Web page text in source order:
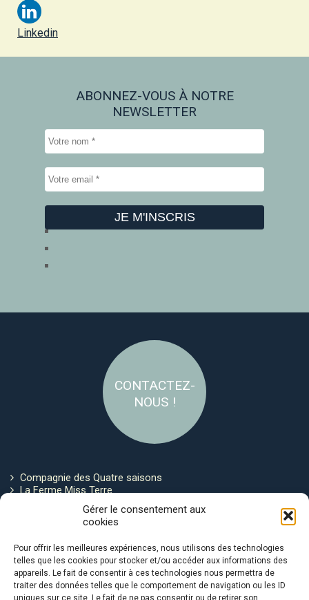
Gérer le consentement aux
cookies
Pour offrir les meilleures expériences, nous utilisons des technologies
telles que les cookies pour stocker et/ou accéder aux informations des
appareils. Le fait de consentir à ces technologies nous permettra de
traiter des données telles que le comportement de navigation ou les ID
uniques sur ce site. Le fait de ne pas consentir ou de retirer son
Linkedin
ABONNEZ-VOUS À NOTRE
NEWSLETTER
CONTACTEZ-
NOUS !
Compagnie des Quatre saisons
La Ferme Miss Terre
Politique de cookies